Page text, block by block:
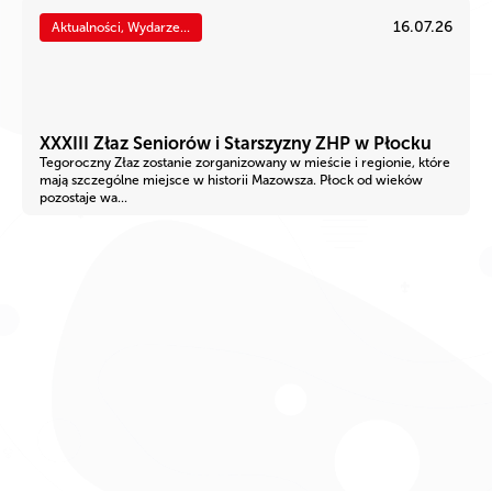
Aktualności, Wydarze... 16.07.26
XXXIII Złaz Seniorów i Starszyzny ZHP w Płocku
Tegoroczny Złaz zostanie zorganizowany w mieście i regionie, które
mają szczególne miejsce w historii Mazowsza. Płock od wieków
pozostaje wa...